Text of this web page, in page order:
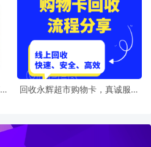
回收永辉超市购物卡，真诚服务